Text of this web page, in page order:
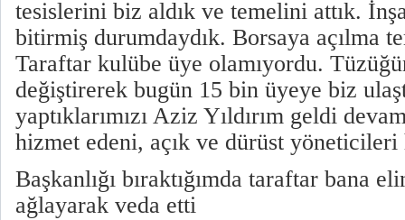
tesislerini biz aldık ve temelini attık.
bitirmiş durumdaydık. Borsaya açılma
Taraftar kulübe üye olamıyordu.
değiştirerek bugün 15 bin üyeye biz
yaptıklarımızı Aziz Yıldırım geldi
hizmet edeni, açık ve dürüst
Başkanlığı bıraktığımda taraftar bana
ağlayarak veda etti